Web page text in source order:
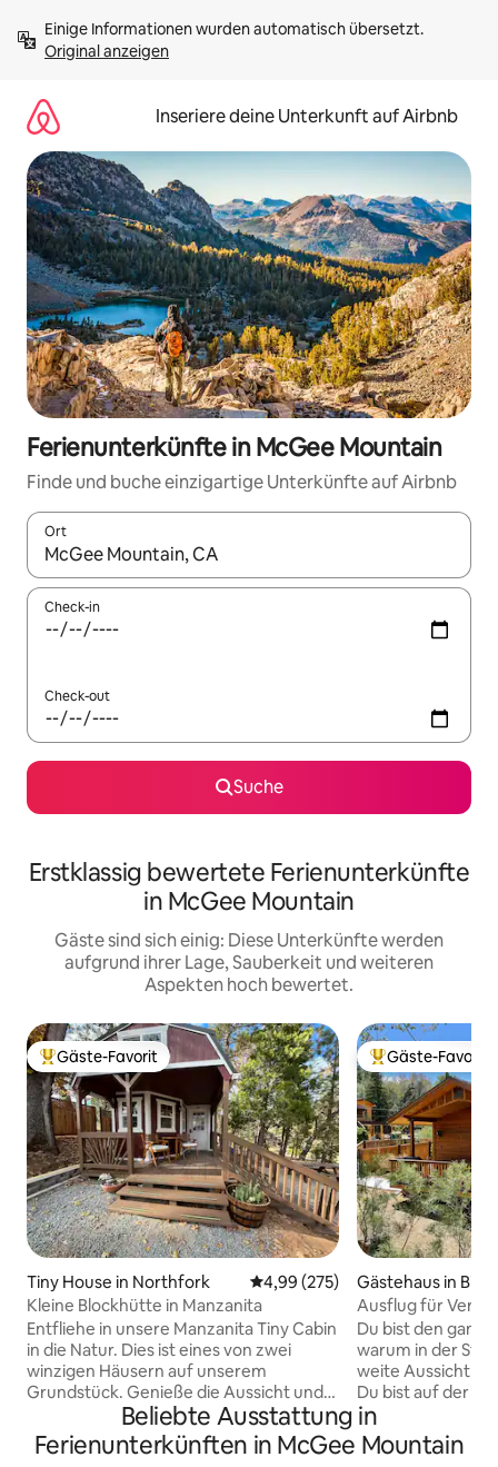
Inhalten
springenOriginal anzeigen
Inseriere deine Unterkunft auf Airbnb
Ferienunterkünfte in McGee Mountain
Finde und buche einzigartige Unterkünfte auf Airbnb
Ort
Wenn Ergebnisse verfügbar sind, navigiere mit den
Check-in
Check-out
Suche
Erstklassig bewertete Ferienunterkünfte
in McGee Mountain
Gäste sind sich einig: Diese Unterkünfte werden
aufgrund ihrer Lage, Sauberkeit und weiteren
Aspekten hoch bewertet.
Beliebter Gäste-Favorit.
Gäste-Favorit
Tiny House in Northfork Durchschnittliche Bewertung:
4,99 (275)
Kleine Blockhütte in Manzanita
Entfliehe in unsere Manzanita Tiny Cabin
in die Natur. Dies ist eines von zwei
winzigen Häusern auf unserem
Grundstück. Genieße die Aussicht und
die Sterne auf den ruhigen 24 Acres, die
diese Hütte teilt. Das Hotel liegt 4,2
Meilen vom Bass Lake, 23 Meilen vom
Beliebter Gäste-
Gäste-Favorit
Gästehaus in
Ausflug für
Du bist den
warum in der
weite Aussicht,
Du bist auf der
Gartens und
der anderen
auf deine
Beliebte Ausstattung in
Ferienunterkünften in McGee Mountain